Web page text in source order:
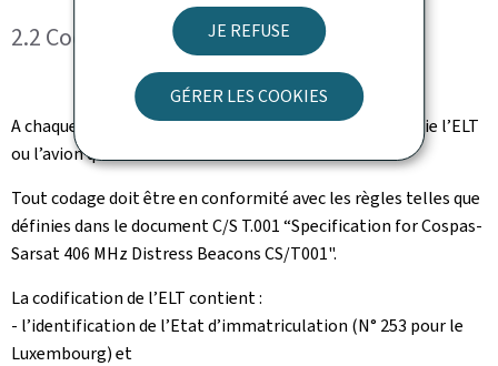
JE REFUSE
GÉRER LES COOKIES
2.2 Codification des ELT
A chaque ELT est attribué un code spécifique qui identifie l’ELT
ou l’avion qui en est doté.
Tout codage doit être en conformité avec les règles telles que
définies dans le document C/S T.001 “Specification for Cospas-
Sarsat 406 MHz Distress Beacons CS/T001".
La codification de l’ELT contient :
- l’identification de l’Etat d’immatriculation (N° 253 pour le
Luxembourg) et